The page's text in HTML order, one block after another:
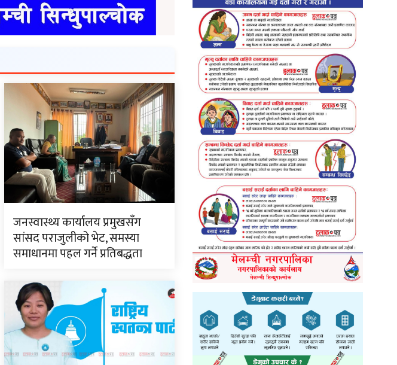
जनस्वास्थ्य कार्यालय प्रमुखसँग
सांसद पराजुलीको भेट, समस्या
समाधानमा पहल गर्ने प्रतिबद्धता